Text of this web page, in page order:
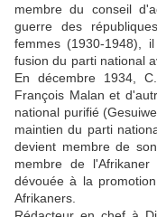
membre du conseil
guerre des
femmes (1930-1948),
fusion du parti national
En décembre 1934,
François Malan et
national purifié
maintien du parti
devient membre de
membre de l'Afrikaner
dévouée à la
Afrikaners.